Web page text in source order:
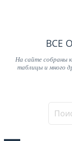
ВСЕ
На сайте собраны
таблицы и много